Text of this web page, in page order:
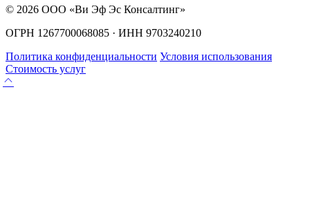
© 2026 ООО «Ви Эф Эс Консалтинг»
ОГРН 1267700068085 · ИНН 9703240210
Политика конфиденциальности Условия использования
Стоимость услуг